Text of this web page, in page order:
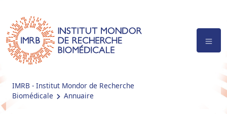
IMRB - Institut Mondor de Recherche
Biomédicale
Annuaire